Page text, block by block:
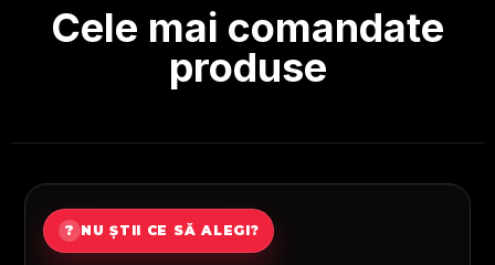
Cele mai comandate
produse
? NU ȘTII CE SĂ ALEGI?